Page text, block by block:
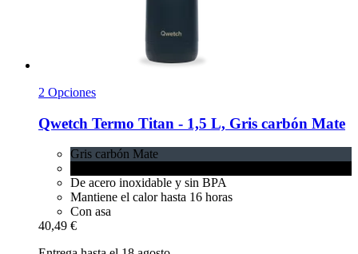
2 Opciones
Qwetch Termo Titan -​ 1,5 L, Gris carbón Mate
Gris carbón Mate
De acero inoxidable y sin BPA
Mantiene el calor hasta 16 horas
Con asa
40,49 €